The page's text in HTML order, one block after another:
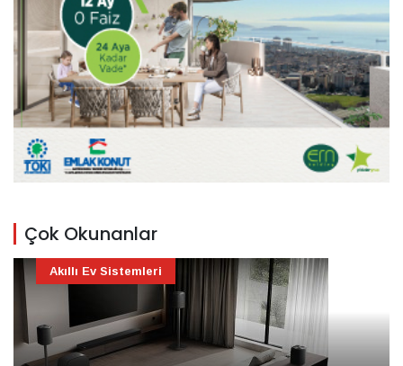
Çok Okunanlar
Akıllı Ev Sistemleri